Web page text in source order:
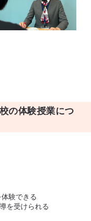
の体験授業につ
験できる
を受けられる